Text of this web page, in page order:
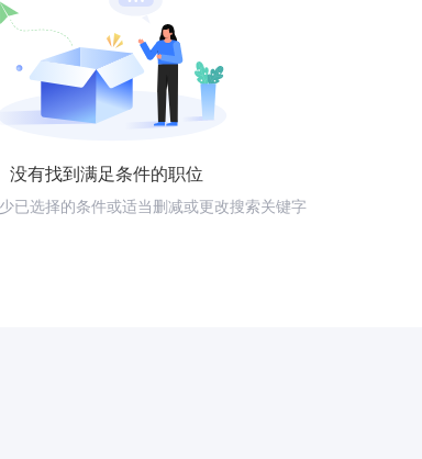
没有找到满足条件的职位
已选择的条件或适当删减或更改搜索关键字